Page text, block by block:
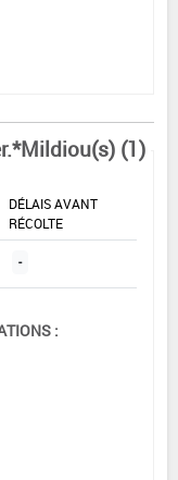
(1)
DÉLAIS AVANT
RÉCOLTE
-
: